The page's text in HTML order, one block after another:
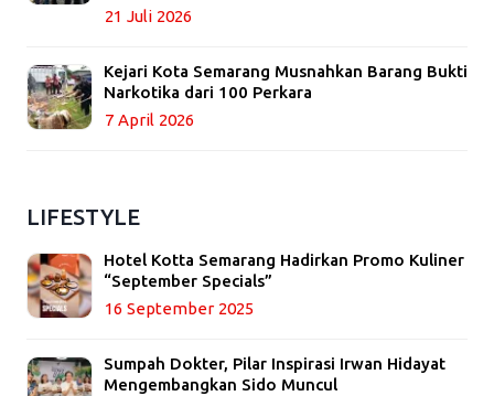
21 Juli 2026
Kejari Kota Semarang Musnahkan Barang Bukti
Narkotika dari 100 Perkara
7 April 2026
LIFESTYLE
Hotel Kotta Semarang Hadirkan Promo Kuliner
“September Specials”
16 September 2025
Sumpah Dokter, Pilar Inspirasi Irwan Hidayat
Mengembangkan Sido Muncul